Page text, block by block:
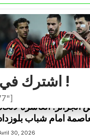
الجزائر: العاشرة
امام شباب
30, 2026
اشترك في نشرتنا الإخبارية !